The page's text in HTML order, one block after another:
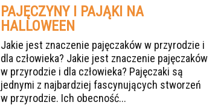
PAJĘCZYNY I PAJĄKI NA
HALLOWEEN
Jakie jest znaczenie pajęczaków w przyrodzie i
dla człowieka? Jakie jest znaczenie pajęczaków
w przyrodzie i dla człowieka? Pajęczaki są
jednymi z najbardziej fascynujących stworzeń
w przyrodzie. Ich obecność...